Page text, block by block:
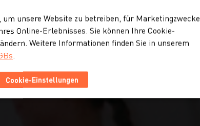
um unsere Website zu betreiben, für Marketingzwecke
Online-Erlebnisses. Sie können Ihre Cookie-
Weitere Informationen finden Sie in unserem
Cookie-Einstellungen